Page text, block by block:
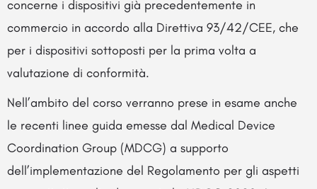
concerne i dispositivi già precedentemente in
commercio in accordo alla Direttiva 93/42/CEE, che
per i dispositivi sottoposti per la prima volta a
valutazione di conformità.
Nell’ambito del corso verranno prese in esame anche
le recenti linee guida emesse dal Medical Device
Coordination Group (MDCG) a supporto
dell’implementazione del Regolamento per gli aspetti